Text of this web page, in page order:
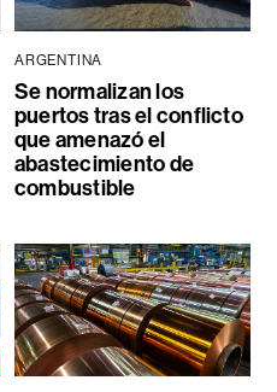
ARGENTINA
Se normalizan los
puertos tras el conflicto
que amenazó el
abastecimiento de
combustible